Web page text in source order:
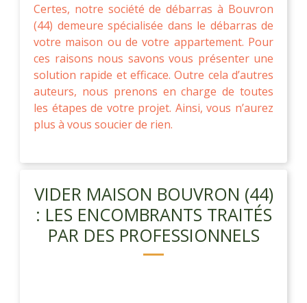
Certes, notre société de débarras à Bouvron
(44) demeure spécialisée dans le débarras de
votre maison ou de votre appartement. Pour
ces raisons nous savons vous présenter une
solution rapide et efficace. Outre cela d’autres
auteurs, nous prenons en charge de toutes
les étapes de votre projet. Ainsi, vous n’aurez
plus à vous soucier de rien.
VIDER MAISON BOUVRON (44)
: LES ENCOMBRANTS TRAITÉS
PAR DES PROFESSIONNELS